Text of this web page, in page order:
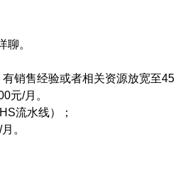
聊。
销售经验或者相关资源放宽至45
元/月。
流水线）；
。